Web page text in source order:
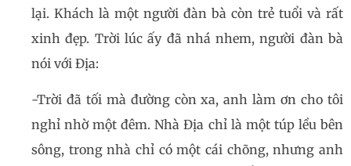
lại. Khách là một người đàn bà còn trẻ tuổi và rất
xinh đẹp. Trời lúc ấy đã nhá nhem, người đàn bà
nói với Địa:
-Trời đã tối mà đường còn xa, anh làm ơn cho tôi
nghỉ nhờ một đêm. Nhà Địa chỉ là một túp lều bên
sông, trong nhà chỉ có một cái chõng, nhưng anh